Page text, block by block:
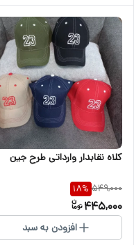
کلاه نقابدار وارداتی طرح جین
549,000
18%
445,000
افزودن به سبد